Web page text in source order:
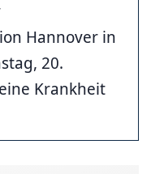
Hannover in
20.
Krankheit